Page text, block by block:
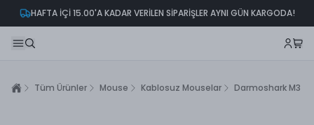
HAFTA İÇİ 15.00'A KADAR VERİLEN SİPARİŞLER AYNI GÜN KARGODA!
Tüm Ürünler Mouse Kablosuz Mouselar Darmoshark M3